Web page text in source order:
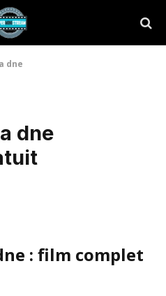
dne
dne
: film complet